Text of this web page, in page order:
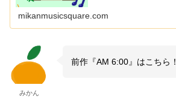
mikanmusicsquare.com
みかん
前作『AM 6:00』はこちら！